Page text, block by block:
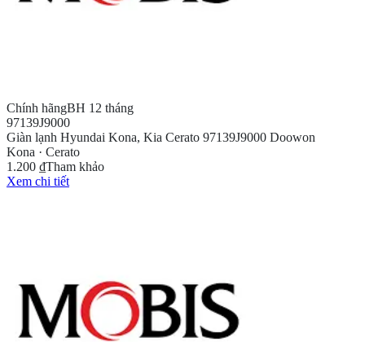
Chính hãngBH 12 tháng
97139J9000
Giàn lạnh Hyundai Kona, Kia Cerato 97139J9000 Doowon
Kona · Cerato
1.200 ₫Tham khảo
Xem chi tiết